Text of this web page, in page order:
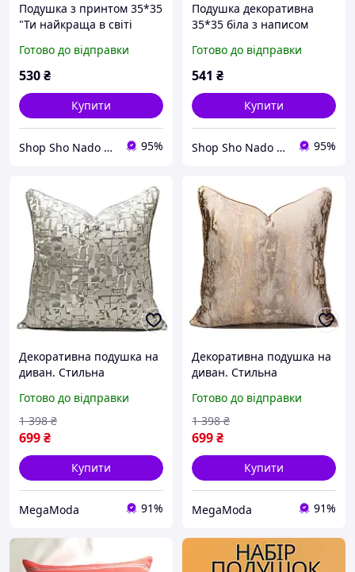
Подушка з принтом 35*35
"Ти найкраща в світі
подарунок мамі
Готово до відправки
530₴
Купити
Shop Sho Nado - інтернет магазин подарунків і прикрас 95%
Подушка декоративна
35*35 біла з написом
інтер'єрна на подарунок
вчителю
Готово до відправки
541 ₴
Купити
Shop Sho Nado - інтернет магазин подарунків і прикрас 95%
Декоративна подушка на
диван. Стильна
Сучасна дизайнерська
подушка 45*45, стиль 7
Готово до відправки
699₴
1 398 ₴
Купити
MegaModa 91%
Декоративна подушка на
диван. Стильна
Сучасна дизайнерська
подушка 45*45, стиль 9
Готово до відправки
699₴
1 398 ₴
Купити
MegaModa 91%